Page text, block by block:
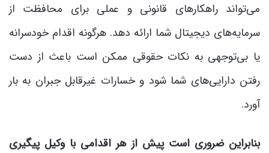
می‌تواند راهکارهای قانونی و عملی برای محافظت از
سرمایه‌های دیجیتال شما ارائه دهد. هرگونه اقدام خودسرانه
یا بی‌توجهی به نکات حقوقی ممکن است باعث از دست
رفتن دارایی‌های شما شود و خسارات غیرقابل جبران به بار
آورد.
بنابراین ضروری است پیش از هر اقدامی با وکیل پیگیری